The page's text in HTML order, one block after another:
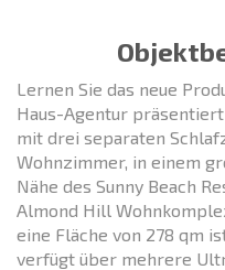
Lernen Sie das neue
Haus-Agentur
mit drei separaten
Wohnzimmer, in einem
Nähe des Sunny Beach
Almond Hill
eine Fläche von 278 qm
verfügt über mehrere